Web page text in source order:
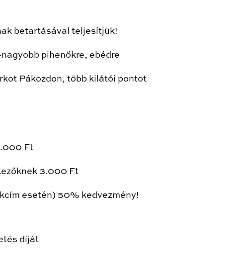
betartásával teljesítjük!
pihenőkre, ebédre
Pákozdon, több kilátói pontot
Ft
3.000 Ft
esetén) 50% kedvezmény!
díját